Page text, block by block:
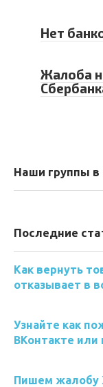
Нет
Жалоба
Наши группы в
Последние
Как вернуть
отказывает в
Узнайте как
ВКонтакте или
Пишем жалобу